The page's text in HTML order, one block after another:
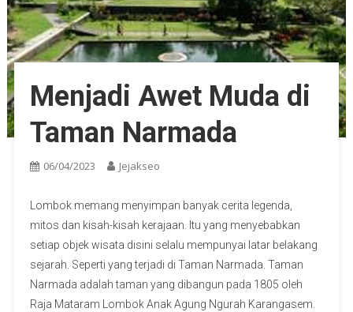
Menjadi Awet Muda di
Taman Narmada
06/04/2023 Jejakseo
Lombok memang menyimpan banyak cerita legenda,
mitos dan kisah-kisah kerajaan. Itu yang menyebabkan
setiap objek wisata disini selalu mempunyai latar belakang
sejarah. Seperti yang terjadi di Taman Narmada. Taman
Narmada adalah taman yang dibangun pada 1805 oleh
Raja Mataram Lombok Anak Agung Ngurah Karangasem.